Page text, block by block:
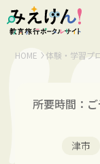
HOME 体験・学習プ
所要時間：
津市